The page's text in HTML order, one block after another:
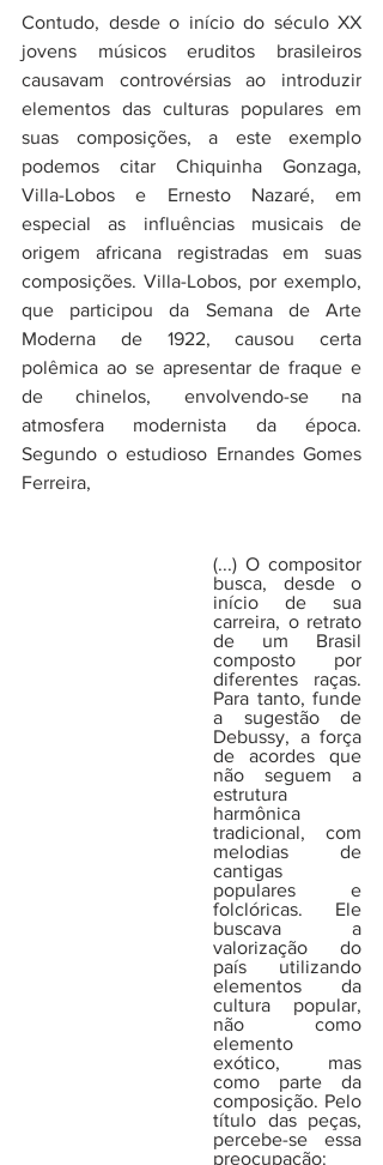
Contudo, desde o início do século XX
jovens músicos eruditos brasileiros
causavam controvérsias ao introduzir
elementos das culturas populares em
suas composições, a este exemplo
podemos citar Chiquinha Gonzaga,
Villa-Lobos e Ernesto Nazaré, em
especial as influências musicais de
origem africana registradas em suas
composições. Villa-Lobos, por exemplo,
que participou da Semana de Arte
Moderna de 1922, causou certa
polêmica ao se apresentar de fraque e
de chinelos, envolvendo-se na
atmosfera modernista da época.
Segundo o estudioso Ernandes Gomes
Ferreira,
(...) O compositor
busca, desde o
início de sua
carreira, o retrato
de um Brasil
composto por
diferentes raças.
Para tanto, funde
a sugestão de
Debussy, a força
de acordes que
não seguem a
estrutura
harmônica
tradicional, com
melodias de
cantigas
populares e
folclóricas. Ele
buscava a
valorização do
país utilizando
elementos da
cultura popular,
não como
elemento
exótico, mas
como parte da
composição. Pelo
título das peças,
percebe-se essa